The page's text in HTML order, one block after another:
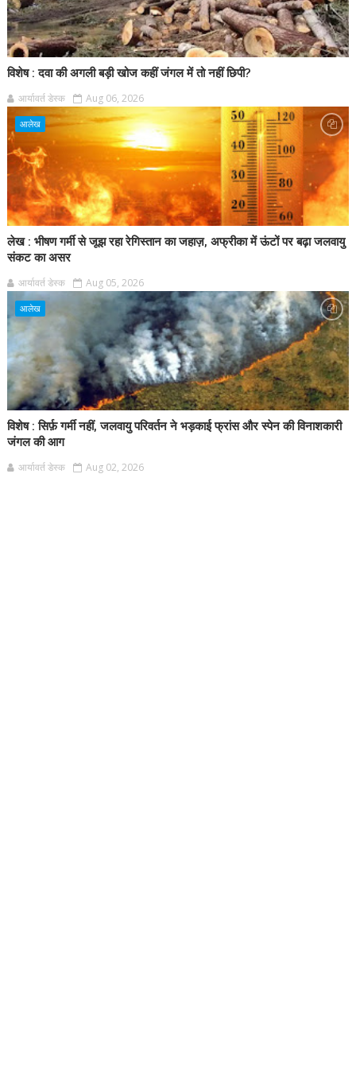
विशेष : दवा की अगली बड़ी खोज कहीं जंगल में तो नहीं छिपी?
आर्यावर्त डेस्क Aug 06, 2026
आलेख
लेख : भीषण गर्मी से जूझ रहा रेगिस्तान का जहाज़, अफ्रीका में ऊंटों पर बढ़ा जलवायु
संकट का असर
आर्यावर्त डेस्क Aug 05, 2026
आलेख
विशेष : सिर्फ़ गर्मी नहीं, जलवायु परिवर्तन ने भड़काई फ्रांस और स्पेन की विनाशकारी
जंगल की आग
आर्यावर्त डेस्क Aug 02, 2026